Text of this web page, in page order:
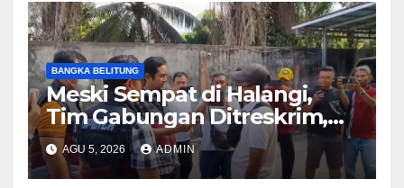
BANGKA BELITUNG
Meski Sempat di Halangi,
Tim Gabungan Ditreskrim,
Berhasil untuk
Mengamankan Biji Timah
AGU 5, 2026 ADMIN